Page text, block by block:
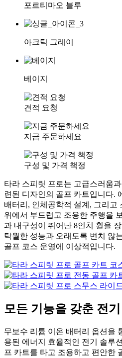
포르티마오 블루
아크틱 그레이
베이지
견적 요청
지금 주문하세요
구성 및 가격 책정
타라 스피릿 프로는 고급스러움
련된 디자인의 골프 카트입니다.
배터리, 인체공학적 설계, 그리고
위에서 부드럽고 조용한 주행을
과 내구성이 뛰어난 8인치 휠을
탁월한 성능과 오래도록 변치 않
골프 코스 운영에 이상적입니다.
모든 기능을 갖춘 전
무보수 리튬 이온 배터리 옵션을
용된 에너지 효율적인 전기 솔루
프 카트를 타고 조용하고 편안한